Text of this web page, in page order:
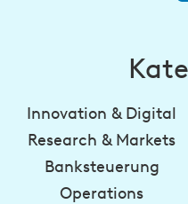
Innovation & Digital
Research & Markets
Banksteuerung
Operations